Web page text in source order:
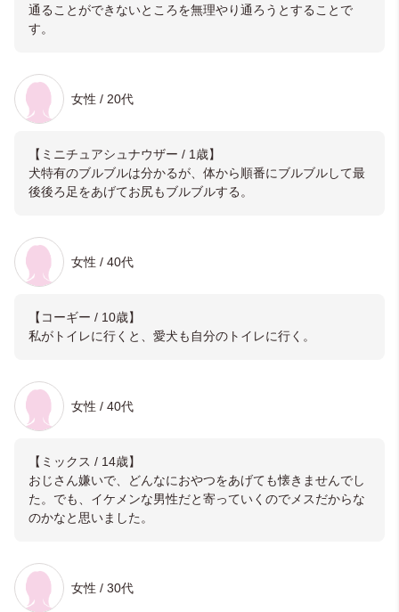
通ることができないところを無理やり通ろうとすることで
す。
女性 / 20代
【ミニチュアシュナウザー / 1歳】
犬特有のブルブルは分かるが、体から順番にブルブルして最
後後ろ足をあげてお尻もブルブルする。
女性 / 40代
【コーギー / 10歳】
私がトイレに行くと、愛犬も自分のトイレに行く。
女性 / 40代
【ミックス / 14歳】
おじさん嫌いで、どんなにおやつをあげても懐きませんでし
た。でも、イケメンな男性だと寄っていくのでメスだからな
のかなと思いました。
女性 / 30代